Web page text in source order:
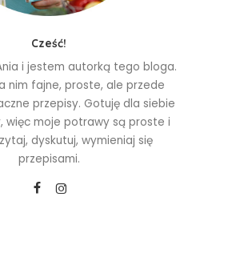
Cześć!
i jestem autorką tego bloga.
nim fajne, proste, ale przede
przepisy. Gotuję dla siebie
więc moje potrawy są proste i
dyskutuj, wymieniaj się
przepisami.